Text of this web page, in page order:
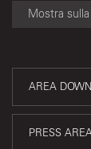
Mostra
AREA
PRESS